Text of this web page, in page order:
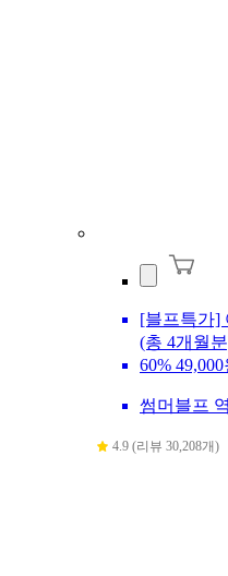
[블프특가]
(총 4개월
60% 49,000
썸머블프
4.9 (리뷰 30,208개)